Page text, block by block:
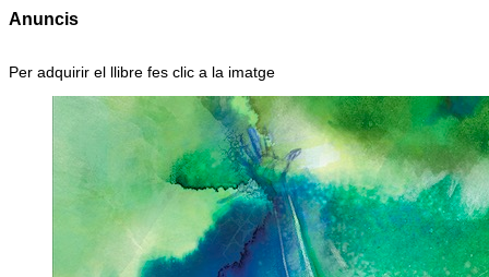
Anuncis
Per adquirir el llibre fes clic a la imatge